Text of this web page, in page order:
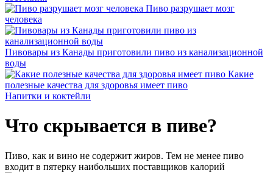
Пиво разрушает мозг
человека
Пивовары из Канады приготовили пиво из канализационной
воды
Какие
полезные качества для здоровья имеет пиво
Напитки и коктейли
Что скрывается в пиве?
Пиво, как и вино не содержит жиров. Тем не менее пиво
входит в пятерку наибольших поставщиков калорий